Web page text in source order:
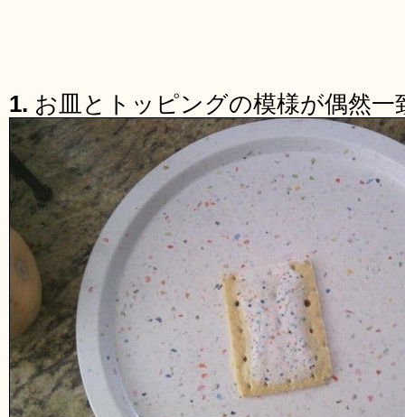
1. お皿とトッピングの模様が偶然